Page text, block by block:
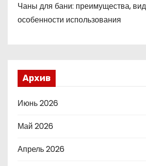
Чаны для бани: преимущества,
особенности использования
Архив
Июнь 2026
Май 2026
Апрель 2026